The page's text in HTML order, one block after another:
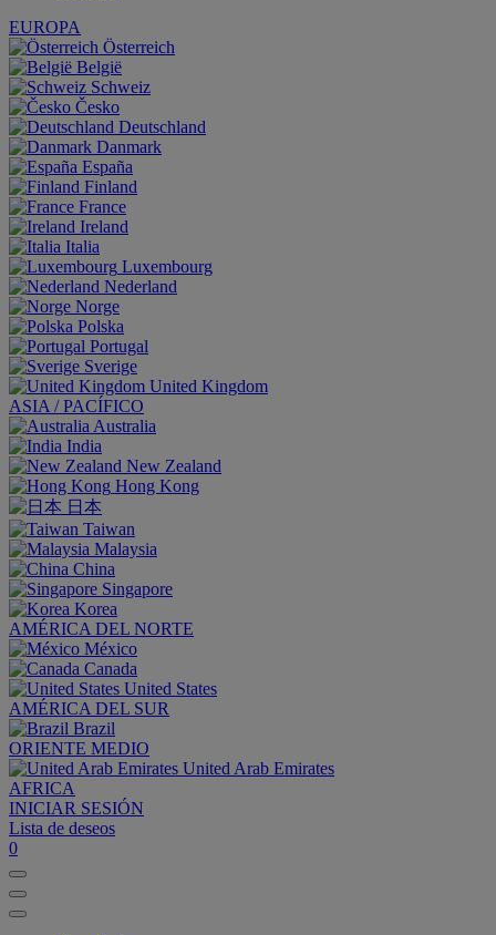
EUROPA
Österreich
België
Schweiz
Česko
Deutschland
Danmark
España
Finland
France
Ireland
Italia
Luxembourg
Nederland
Norge
Polska
Portugal
Sverige
United Kingdom
ASIA / PACÍFICO
Australia
India
New Zealand
Hong Kong
日本
Taiwan
Malaysia
China
Singapore
Korea
AMÉRICA DEL NORTE
México
Canada
United States
AMÉRICA DEL SUR
Brazil
ORIENTE MEDIO
United Arab Emirates
AFRICA
INICIAR SESIÓN
Lista de deseos
0